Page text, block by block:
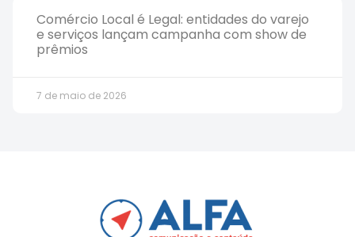
Comércio Local é Legal: entidades do varejo
e serviços lançam campanha com show de
prêmios
7 de maio de 2026